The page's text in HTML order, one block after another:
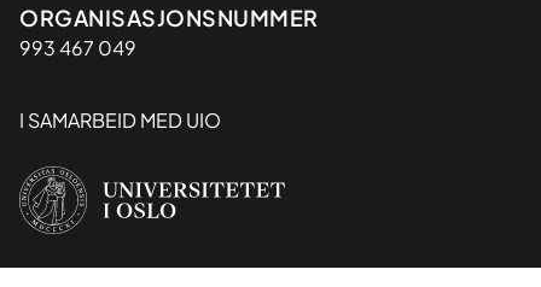
Organisasjon
ORGANISASJONSNUMMER
993 467 049
I SAMARBEID MED UIO